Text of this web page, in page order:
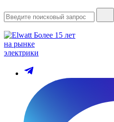
Более 15 лет
на рынке
электрики